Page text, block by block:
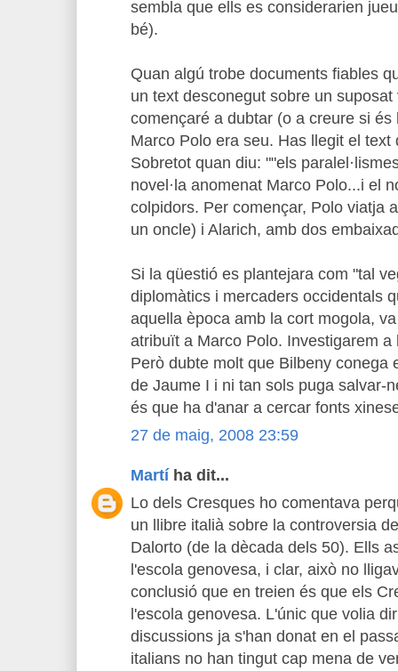
sembla que ells es considerarien
bé).
Quan algú trobe documents fiables
un text desconegut sobre un
començaré a dubtar (o a creure si
Marco Polo era seu. Has llegit el
Sobretot quan diu: ""els
novel·la anomenat Marco Polo...i el
colpidors. Per començar, Polo viatja
un oncle) i Alarich, amb dos
Si la qüestió es plantejara com "tal
diplomàtics i mercaders occidentals
aquella època amb la cort mogola,
atribuït a Marco Polo. Investigarem
Però dubte molt que Bilbeny conega
de Jaume I i ni tan sols puga salvar-
és que ha d'anar a cercar fonts
27 de maig, 2008 23:59
Martíha dit...
Lo dels Cresques ho comentava
un llibre italià sobre la controversia
Dalorto (de la dècada dels 50). Ells
l'escola genovesa, i clar, això no
conclusió que en treien és que els
l'escola genovesa. L'únic que volia
discussions ja s'han donat en el
italians no han tingut cap mena de